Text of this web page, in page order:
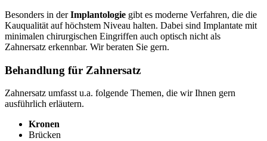
Besonders in derImplantologie gibt es moderne Verfahren, die die
Kauqualität auf höchstem Niveau halten. Dabei sind Implantate mit
minimalen chirurgischen Eingriffen auch optisch nicht als
Zahnersatz erkennbar. Wir beraten Sie gern.
Behandlung für Zahnersatz
Zahnersatz umfasst u.a. folgende Themen, die wir Ihnen gern
ausführlich erläutern.
Kronen
Brücken